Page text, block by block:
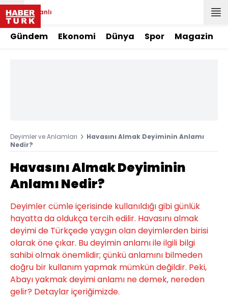
Canlı
Gündem Ekonomi Dünya Spor Magazin
Deyimler ve Anlamları
Havasını Almak Deyiminin Anlamı
Nedir?
Havasını Almak Deyiminin
Anlamı Nedir?
Deyimler cümle içerisinde kullanıldığı gibi günlük
hayatta da oldukça tercih edilir. Havasını almak
deyimi de Türkçede yaygın olan deyimlerden birisi
olarak öne çıkar. Bu deyimin anlamı ile ilgili bilgi
sahibi olmak önemlidir; çünkü anlamını bilmeden
doğru bir kullanım yapmak mümkün değildir. Peki,
Abayı yakmak deyimi anlamı ne demek, nereden
gelir? Detaylar içeriğimizde.